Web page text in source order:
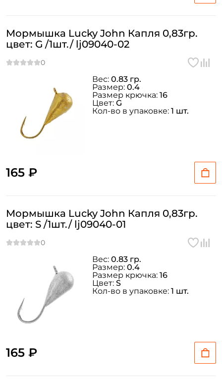
Мормышка Lucky John Капля 0,83гр.
цвет: G /1шт./ lj09040-02
165 ₽
Вес: 0.83 гр.
Размер: 0.4
Размер крючка: 16
Цвет: G
Кол-во в упаковке: 1 шт.
Мормышка Lucky John Капля 0,83гр.
цвет: S /1шт./ lj09040-01
165 ₽
Вес: 0.83 гр.
Размер: 0.4
Размер крючка: 16
Цвет: S
Кол-во в упаковке: 1 шт.